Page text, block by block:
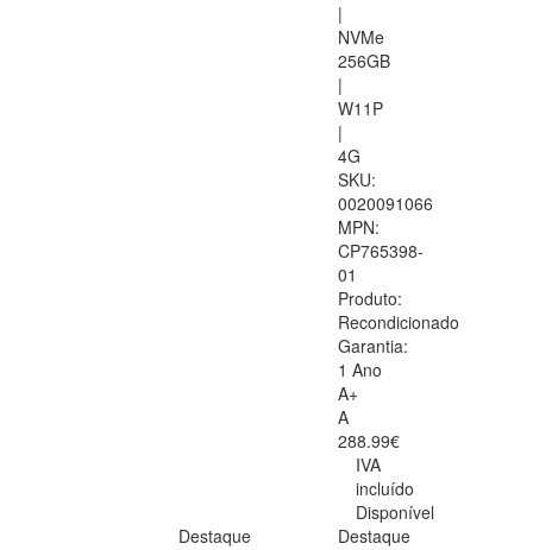
|
NVMe
256GB
|
W11P
|
4G
SKU:
0020091066
MPN:
CP765398-
01
Produto:
Recondicionado
Garantia:
1 Ano
A+
A
288.99€
IVA
incluído
Disponível
Destaque
Destaque